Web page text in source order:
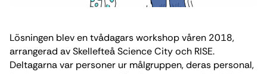
Lösningen blev en tvådagars workshop våren 2018,
arrangerad av Skellefteå Science City och RISE.
Deltagarna var personer ur målgruppen, deras personal,